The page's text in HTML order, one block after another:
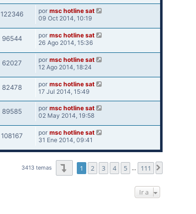
122346 por msc hotline sat
09 Oct 2014, 10:19
96544 por msc hotline sat
26 Ago 2014, 15:36
62027 por msc hotline sat
12 Ago 2014, 18:24
82478 por msc hotline sat
17 Jul 2014, 15:49
89585 por msc hotline sat
02 May 2014, 19:58
108167 por msc hotline sat
31 Ene 2014, 09:41
3413 temas Página1de111
1 2 3 4 5 … 111
Ir a